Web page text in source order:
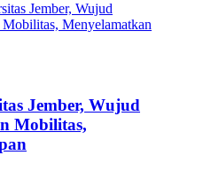
Jember, Wujud
Mobilitas,